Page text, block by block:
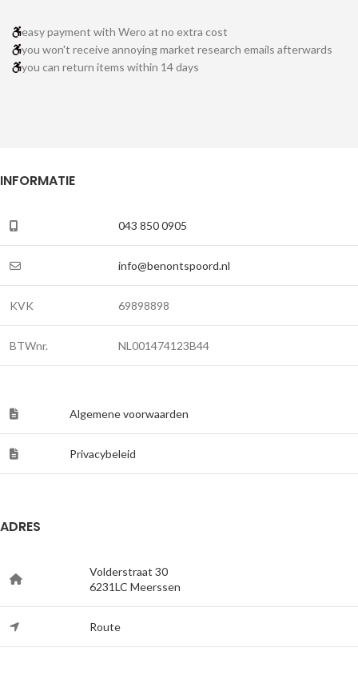
easy payment with Wero at no extra cost
you won't receive annoying market research emails afterwards
you can return items within 14 days
INFORMATIE
043 850 0905
info@benontspoord.nl
KVK 69898898
BTWnr. NL001474123B44
Algemene voorwaarden
Privacybeleid
ADRES
Volderstraat 30
6231LC Meerssen
Route